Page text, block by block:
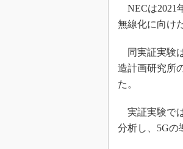
NECは2021
無線化に向け
同実証実験
造計画研究所
た。
実証実験で
分析し、5Gの